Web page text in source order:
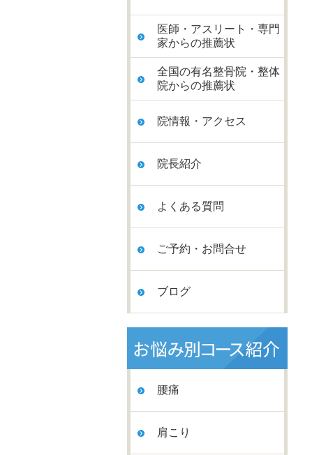
医師・アスリート・専門
家からの推薦状
全国の有名整骨院・整体
院からの推薦状
院情報・アクセス
院長紹介
よくある質問
ご予約・お問合せ
ブログ
腰痛
肩こり